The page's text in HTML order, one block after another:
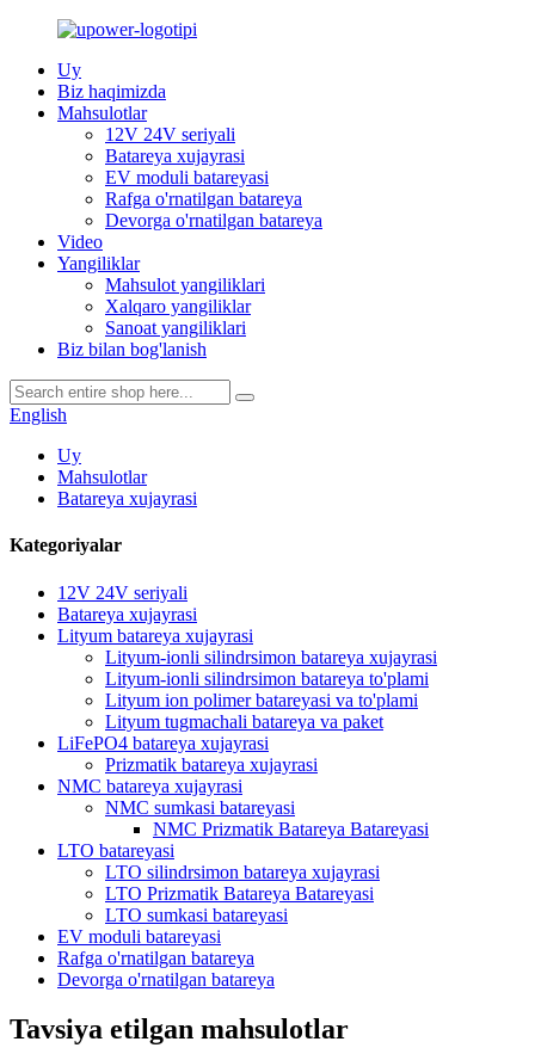
Uy
Biz haqimizda
Mahsulotlar
12V 24V seriyali
Batareya xujayrasi
EV moduli batareyasi
Rafga o'rnatilgan batareya
Devorga o'rnatilgan batareya
Video
Yangiliklar
Mahsulot yangiliklari
Xalqaro yangiliklar
Sanoat yangiliklari
Biz bilan bog'lanish
English
Uy
Mahsulotlar
Batareya xujayrasi
Kategoriyalar
12V 24V seriyali
Batareya xujayrasi
Lityum batareya xujayrasi
Lityum-ionli silindrsimon batareya xujayrasi
Lityum-ionli silindrsimon batareya to'plami
Lityum ion polimer batareyasi va to'plami
Lityum tugmachali batareya va paket
LiFePO4 batareya xujayrasi
Prizmatik batareya xujayrasi
NMC batareya xujayrasi
NMC sumkasi batareyasi
NMC Prizmatik Batareya Batareyasi
LTO batareyasi
LTO silindrsimon batareya xujayrasi
LTO Prizmatik Batareya Batareyasi
LTO sumkasi batareyasi
EV moduli batareyasi
Rafga o'rnatilgan batareya
Devorga o'rnatilgan batareya
Tavsiya etilgan mahsulotlar